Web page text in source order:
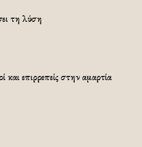
τη λύση
και επιρρεπείς στην αμαρτία